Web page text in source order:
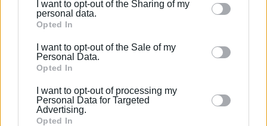
Please note that this website/app uses one or more
Google services and may gather and store information
behaviour. You may click to grant or deny consent to
Google and its third-party tags to use your data for
section.
I want to opt-out of the Sharing of my
personal data.
Opted In
I want to opt-out of the Sale of my
Personal Data.
Opted In
I want to opt-out of processing my
Personal Data for Targeted
Advertising.
Opted In
4662/2020,
προς την τήρηση της σχετικής υποχρέωσης
επιβάλλονται ή καταλογίζονται οι προβλεπόμενες
άρθρου 6 της με αριθ. πρωτ. 21837 οικ.
Φ700/20/2024/24 Υ.Α (ΦΕΚ Β΄ 2695).